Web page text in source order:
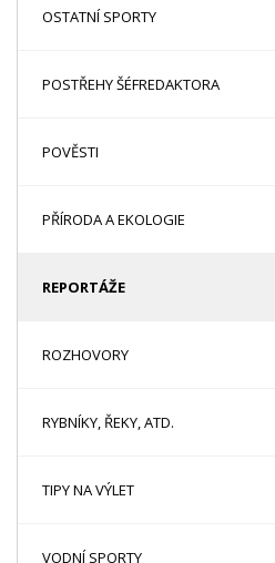
OSTATNÍ SPORTY
POSTŘEHY ŠÉFREDAKTORA
POVĚSTI
PŘÍRODA A EKOLOGIE
REPORTÁŽE
ROZHOVORY
RYBNÍKY, ŘEKY, ATD.
TIPY NA VÝLET
VODNÍ SPORTY